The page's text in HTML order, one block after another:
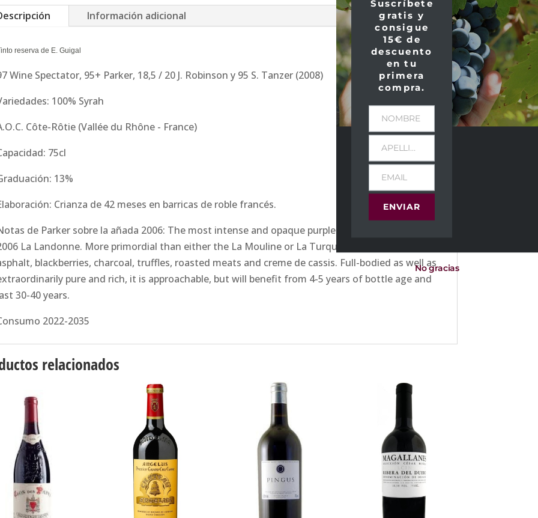
Información adicional
reserva de E. Guigal
Wine Spectator, 95+ Parker, 18,5 / 20 J. Robinson y 95 S. Tanzer (2008)
100% Syrah
Côte-Rôtie (Vallée du Rhône - France)
75cl
13%
Crianza de 42 meses en barricas de roble francés.
de Parker sobre la añada 2006: The most intense and opaque purple-colored effort is the
La Landonne. More primordial than either the La Mouline or La Turque, it exhibits notes of
blackberries, charcoal, truffles, roasted meats and creme de cassis. Full-bodied as well as
pure and rich, it is approachable, but will benefit from 4-5 years of bottle age and
30-40 years.
2022-2035
relacionados
Suscríbete
gratis y
consigue
15€ de
descuento
en tu
primera
compra.
NOMBRE
APELLIDOS
EMAIL
ENVIAR
No gracias